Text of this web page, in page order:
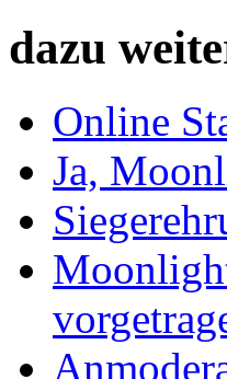
dazu
Online
Ja,